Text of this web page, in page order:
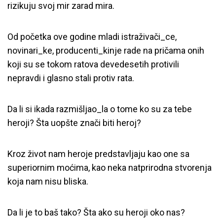
rizikuju svoj mir zarad mira.
Od početka ove godine mladi istraživači_ce,
novinari_ke, producenti_kinje rade na pričama onih
koji su se tokom ratova devedesetih protivili
nepravdi i glasno stali protiv rata.
Da li si ikada razmišljao_la o tome ko su za tebe
heroji? Šta uopšte znači biti heroj?
Kroz život nam heroje predstavljaju kao one sa
superiornim moćima, kao neka natprirodna stvorenja
koja nam nisu bliska.
Da li je to baš tako? Šta ako su heroji oko nas?